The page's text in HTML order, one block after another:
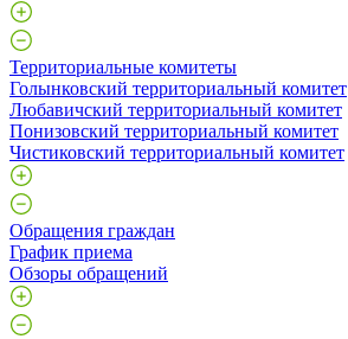
Территориальные комитеты
Голынковский территориальный комитет
Любавичский территориальный комитет
Понизовский территориальный комитет
Чистиковский территориальный комитет
Обращения граждан
График приема
Обзоры обращений